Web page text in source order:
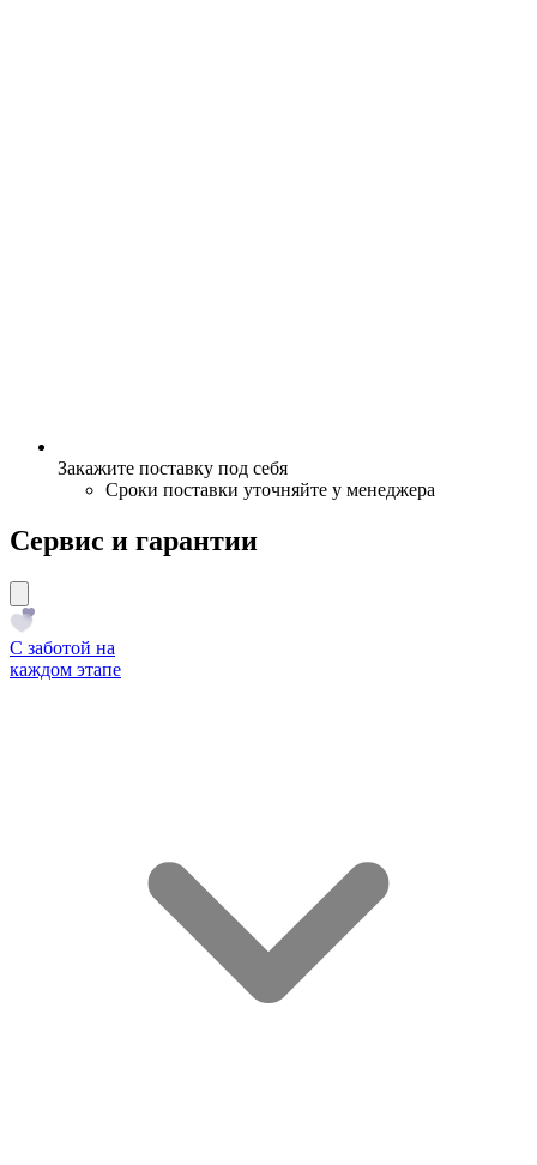
Закажите поставку под себя
Сроки поставки уточняйте у менеджера
Сервис и гарантии
С заботой на
каждом этапе